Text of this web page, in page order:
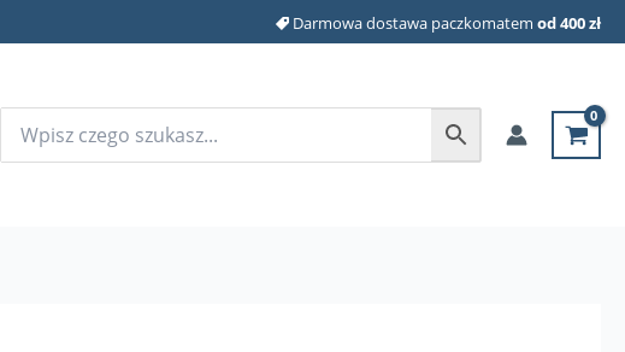
Darmowa dostawa paczkomatem od 400 zł